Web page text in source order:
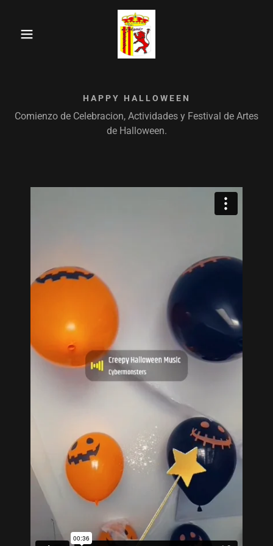
HAPPY HALLOWEEN
Comienzo de Celebracion, Actividades y Festival de Artes
de Halloween.